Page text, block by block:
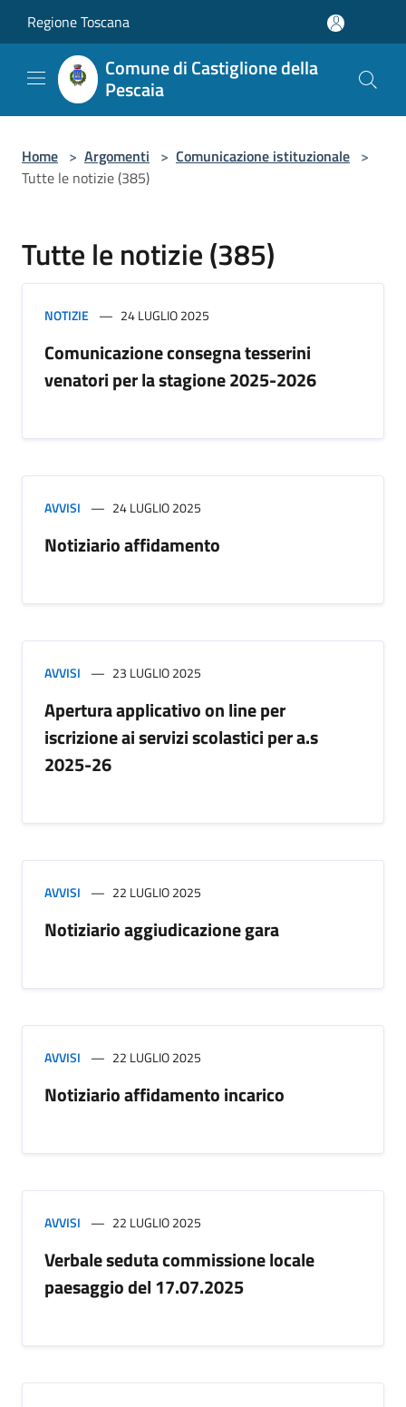
Regione Toscana
Comune di Castiglione della
Pescaia
Home > Argomenti > Comunicazione istituzionale >
Tutte le notizie (385)
Tutte le notizie (385)
NOTIZIE 24 LUGLIO 2025
Comunicazione consegna tesserini
venatori per la stagione 2025-2026
AVVISI 24 LUGLIO 2025
Notiziario affidamento
AVVISI 23 LUGLIO 2025
Apertura applicativo on line per
iscrizione ai servizi scolastici per a.s
2025-26
AVVISI 22 LUGLIO 2025
Notiziario aggiudicazione gara
AVVISI 22 LUGLIO 2025
Notiziario affidamento incarico
AVVISI 22 LUGLIO 2025
Verbale seduta commissione locale
paesaggio del 17.07.2025